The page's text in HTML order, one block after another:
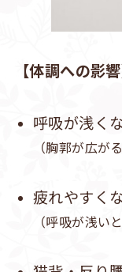
【体調への影響
呼吸が浅く
（胸郭が広が
疲れやすく
（呼吸が浅い